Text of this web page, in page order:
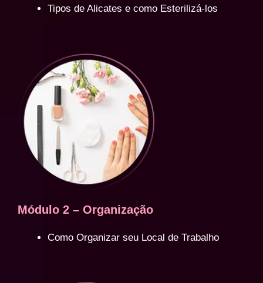
Tipos de Alicates e como Esterilizá-los
Módulo 2 – Organização
Como Organizar seu Local de Trabalho